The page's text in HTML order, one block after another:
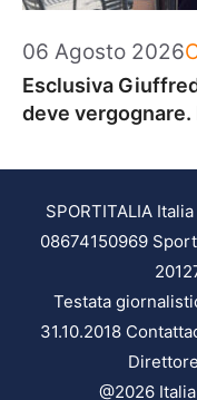
06 Agosto 2026
Esclusiva
deve vergognare.
SPORTITALIA
08674150969
Testata
31.10.2018
@2026